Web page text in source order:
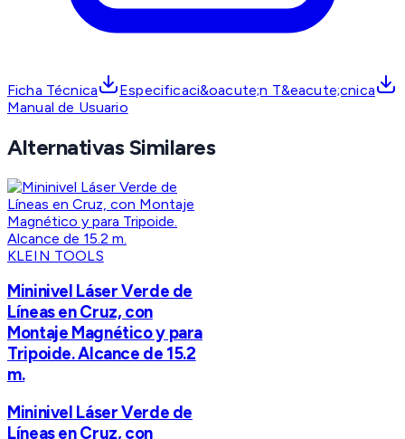
Ficha Técnica
Especificaci&oacute;n T&eacute;cnica
Manual de Usuario
Alternativas Similares
KLEIN TOOLS
Mininivel Láser Verde de
Líneas en Cruz, con
Montaje Magnético y para
Tripoide. Alcance de 15.2
m.
Mininivel Láser Verde de
Líneas en Cruz, con